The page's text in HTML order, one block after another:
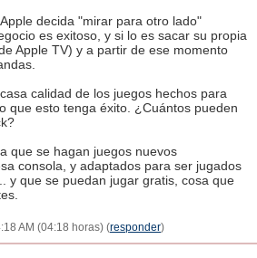
decida "mirar para otro lado"
es exitoso, y si lo es sacar su propia
Apple TV) y a partir de ese momento
calidad de los juegos hechos para
que esto tenga éxito. ¿Cuántos pueden
que se hagan juegos nuevos
consola, y adaptados para ser jugados
y que se puedan jugar gratis, cosa que
AM (04:18 horas) (responder)